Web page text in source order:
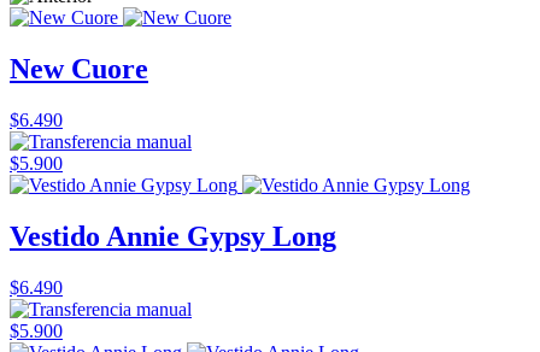
New Cuore
$6.490
$5.900
Vestido Annie Gypsy Long
$6.490
$5.900